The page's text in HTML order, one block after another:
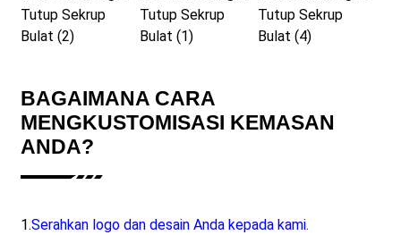
BAGAIMANA CARA
MENGKUSTOMISASI KEMASAN
ANDA?
1.Serahkan logo dan desain Anda kepada kami.